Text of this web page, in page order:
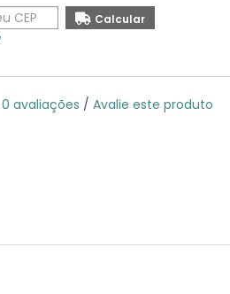
0 avaliações / Avalie este produto